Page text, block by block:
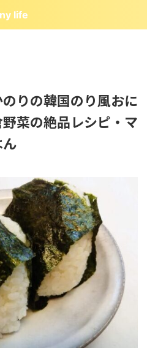
life
のりの韓国のり風おに
菜の絶品レシピ・マ